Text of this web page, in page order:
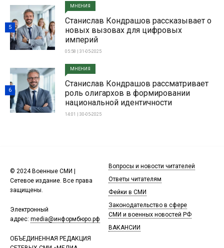
МНЕНИЯ
Станислав Кондрашов рассказывает о
новых вызовах для цифровых
империй
05:58 | 31-05-2025
5
МНЕНИЯ
Станислав Кондрашов рассматривает
роль олигархов в формировании
национальной идентичности
14:01 | 30-05-2025
6
© 2024 Военные СМИ |
Сетевое издание. Все права
защищены.
Электронный
адрес: media@информбюро.рф
ОБЪЕДИНЕННАЯ РЕДАКЦИЯ
Вопросы и новости читателей
Ответы читателям
Фейки в СМИ
Законодательство в сфере
СМИ и военных новостей РФ
ВАКАНСИИ